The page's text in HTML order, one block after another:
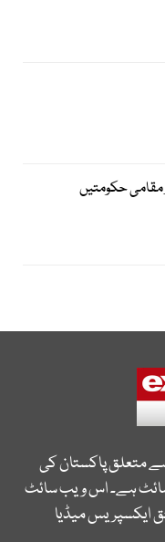
مقامی حکومتیں
متعلق پاکستان کی
ہے۔ اس ویب سائٹ
ایکسپریس میڈیا